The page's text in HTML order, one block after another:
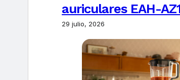
auriculares EAH-
29 julio, 2026